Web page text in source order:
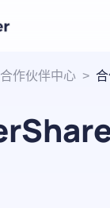
理
合作伙伴中心 >